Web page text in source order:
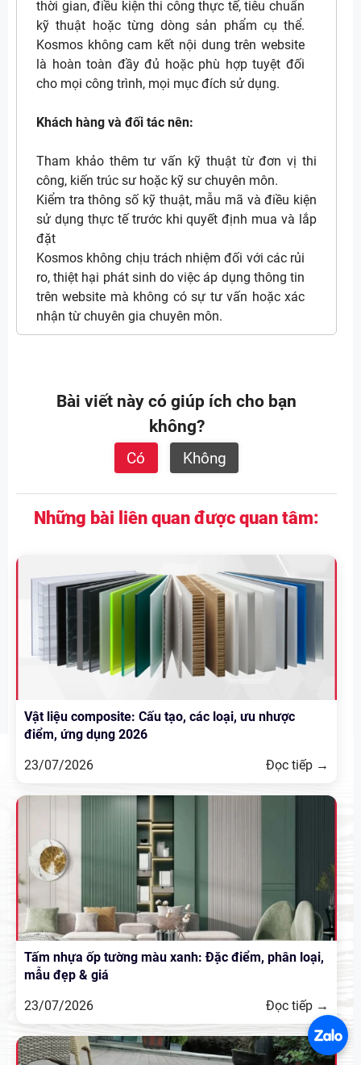
thời gian, điều kiện thi công thực tế, tiêu chuẩn
kỹ thuật hoặc từng dòng sản phẩm cụ thể.
Kosmos không cam kết nội dung trên website
là hoàn toàn đầy đủ hoặc phù hợp tuyệt đối
cho mọi công trình, mọi mục đích sử dụng.
Khách hàng và đối tác nên:
Tham khảo thêm tư vấn kỹ thuật từ đơn vị thi
công, kiến trúc sư hoặc kỹ sư chuyên môn.
Kiểm tra thông số kỹ thuật, mẫu mã và điều kiện
sử dụng thực tế trước khi quyết định mua và lắp
đặt
Kosmos không chịu trách nhiệm đối với các rủi
ro, thiệt hại phát sinh do việc áp dụng thông tin
trên website mà không có sự tư vấn hoặc xác
nhận từ chuyên gia chuyên môn.
Bài viết này có giúp ích cho bạn
không?
Có Không
Những bài liên quan được quan tâm:
Vật liệu composite: Cấu tạo, các loại, ưu nhược
điểm, ứng dụng 2026
23/07/2026
Đọc tiếp →
Tấm nhựa ốp tường màu xanh: Đặc điểm, phân loại,
mẫu đẹp & giá
23/07/2026
Đọc tiếp →